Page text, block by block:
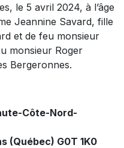
le 5 avril 2024, à l’âge
Jeannine Savard, fille
et de feu monsieur
monsieur Roger
Bergeronnes.
Côte-Nord-
(Québec) G0T 1K0